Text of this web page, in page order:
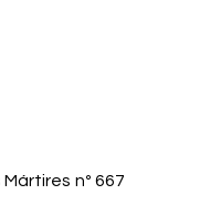
nº 667